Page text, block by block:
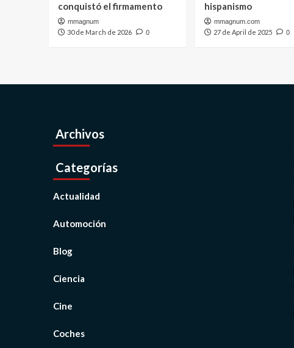
conquistó el firmamento
mmagnum
30 de March de 2026 0
hispanismo
mmagnum.com
27 de April de 2025 0
Archivos
Categorías
Actualidad
Automoción
Blog
Ciencia
Cine
Coches